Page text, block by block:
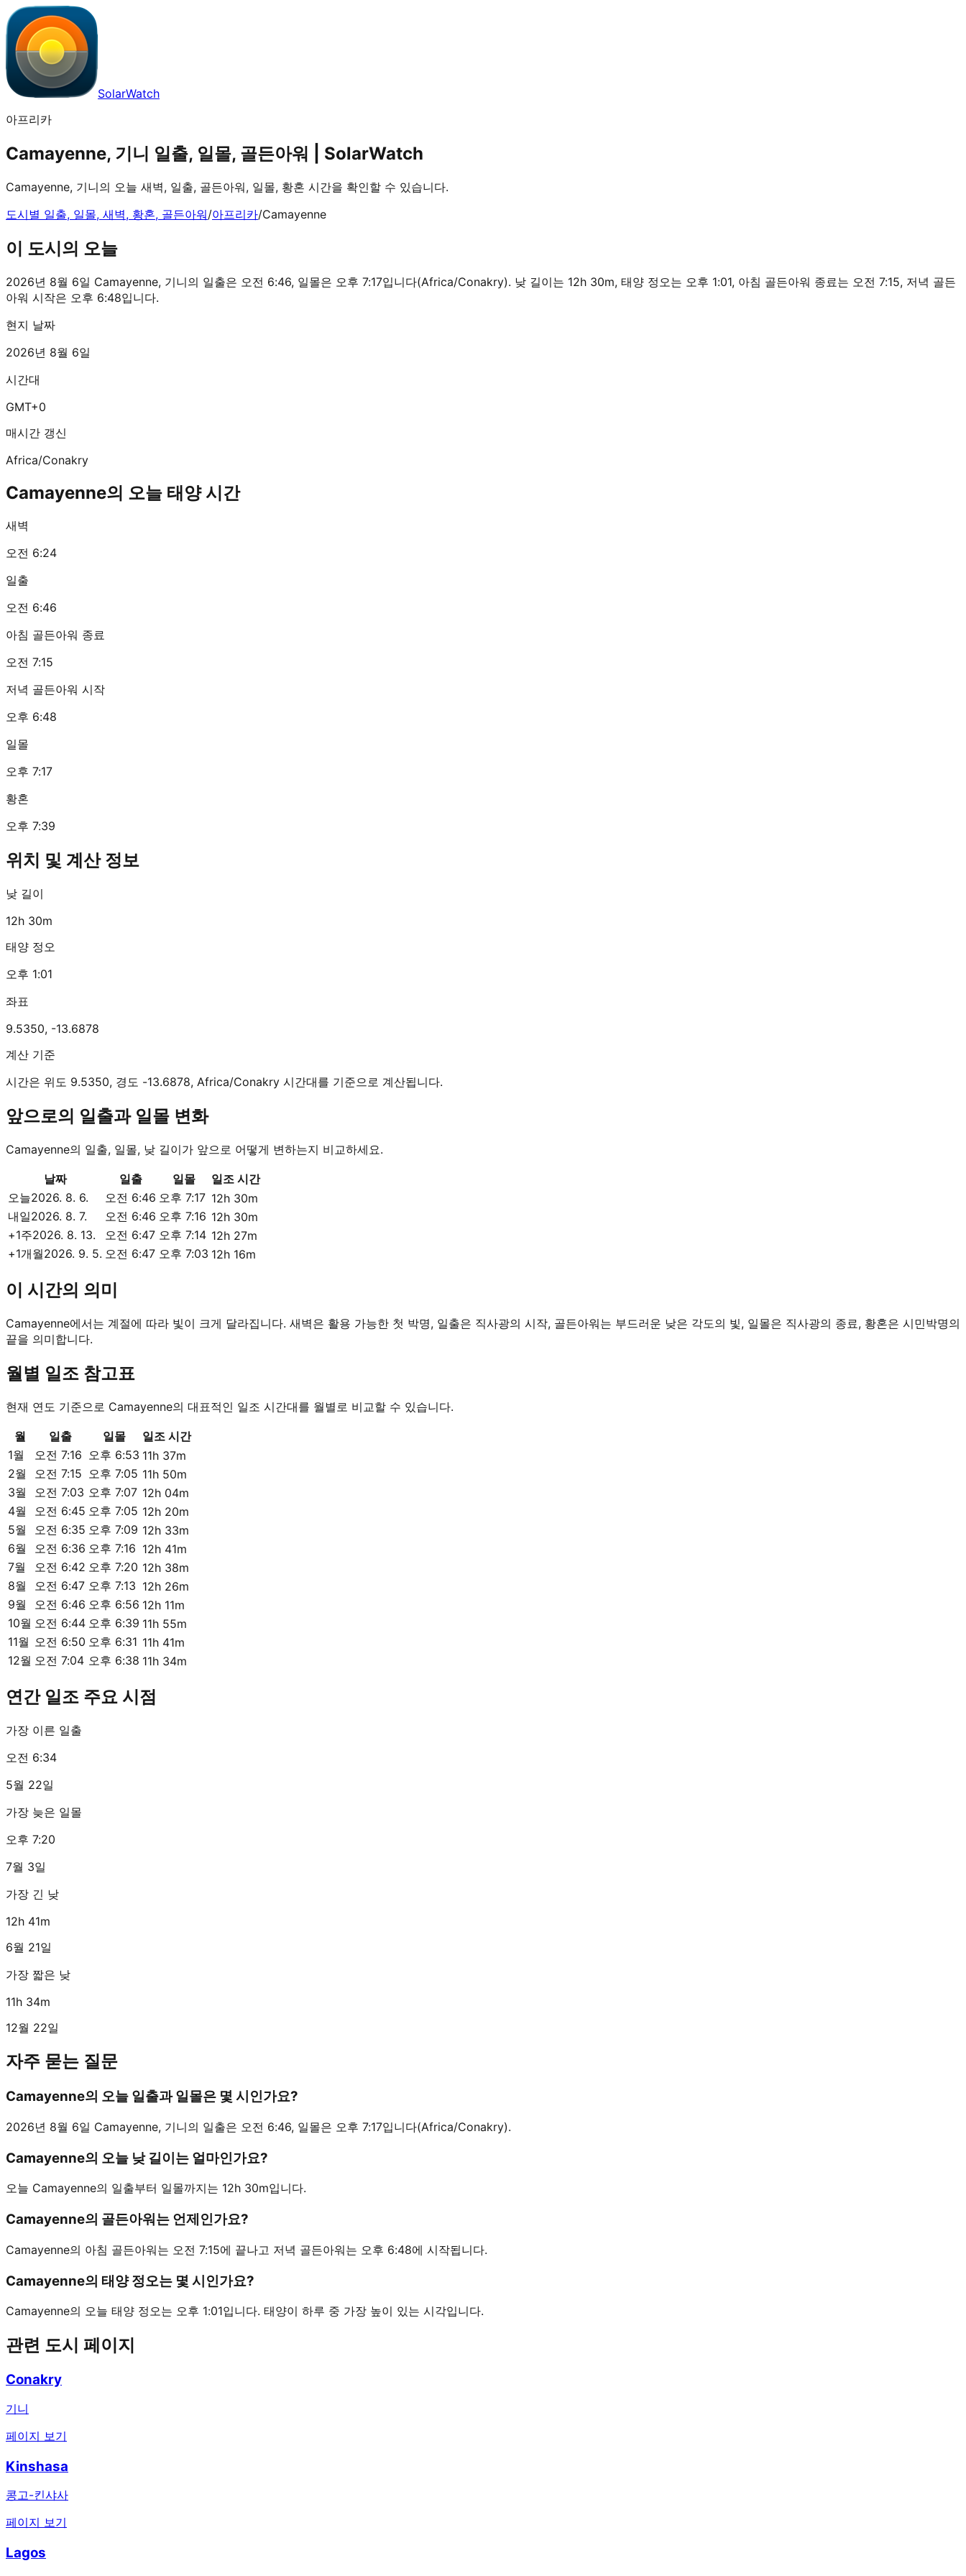
SolarWatch
아프리카
Camayenne, 기니 일출, 일몰, 골든아워 | SolarWatch
Camayenne, 기니의 오늘 새벽, 일출, 골든아워, 일몰, 황혼 시간을 확인할 수 있습니다.
도시별 일출, 일몰, 새벽, 황혼, 골든아워/아프리카/Camayenne
이 도시의 오늘
2026년 8월 6일 Camayenne, 기니의 일출은 오전 6:46, 일몰은 오후 7:17입니다(Africa/Conakry). 낮 길이는 12h 30m, 태양 정오는 오후 1:01, 아침 골든아워 종료는 오전 7:15, 저녁 골든
아워 시작은 오후 6:48입니다.
현지 날짜
2026년 8월 6일
시간대
GMT+0
매시간 갱신
Africa/Conakry
Camayenne의 오늘 태양 시간
새벽
오전 6:24
일출
오전 6:46
아침 골든아워 종료
오전 7:15
저녁 골든아워 시작
오후 6:48
일몰
오후 7:17
황혼
오후 7:39
위치 및 계산 정보
낮 길이
12h 30m
태양 정오
오후 1:01
좌표
9.5350, -13.6878
계산 기준
시간은 위도 9.5350, 경도 -13.6878, Africa/Conakry 시간대를 기준으로 계산됩니다.
앞으로의 일출과 일몰 변화
Camayenne의 일출, 일몰, 낮 길이가 앞으로 어떻게 변하는지 비교하세요.
날짜 일출 일몰
일조 시간
오늘2026. 8. 6. 오전 6:46 오후 7:17 12h 30m
내일2026. 8. 7. 오전 6:46 오후 7:16 12h 30m
+1주2026. 8. 13. 오전 6:47 오후 7:14 12h 27m
+1개월2026. 9. 5. 오전 6:47 오후 7:03 12h 16m
이 시간의 의미
Camayenne에서는 계절에 따라 빛이 크게 달라집니다. 새벽은 활용 가능한 첫 박명, 일출은 직사광의 시작, 골든아워는 부드러운 낮은 각도의 빛, 일몰은 직사광의 종료, 황혼은 시민박명의
끝을 의미합니다.
월별 일조 참고표
현재 연도 기준으로 Camayenne의 대표적인 일조 시간대를 월별로 비교할 수 있습니다.
월 일출 일몰
일조 시간
1월
오전 7:16 오후 6:53 11h 37m
2월
오전 7:15 오후 7:05 11h 50m
3월
오전 7:03 오후 7:07 12h 04m
4월
오전 6:45 오후 7:05 12h 20m
5월
오전 6:35 오후 7:09 12h 33m
6월
오전 6:36 오후 7:16 12h 41m
7월
오전 6:42 오후 7:20 12h 38m
8월
오전 6:47 오후 7:13 12h 26m
9월
오전 6:46 오후 6:56 12h 11m
10월 오전 6:44 오후 6:39 11h 55m
11월 오전 6:50 오후 6:31 11h 41m
12월 오전 7:04 오후 6:38 11h 34m
연간 일조 주요 시점
가장 이른 일출
오전 6:34
5월 22일
가장 늦은 일몰
오후 7:20
7월 3일
가장 긴 낮
12h 41m
6월 21일
가장 짧은 낮
11h 34m
12월 22일
자주 묻는 질문
Camayenne의 오늘 일출과 일몰은 몇 시인가요?
2026년 8월 6일 Camayenne, 기니의 일출은 오전 6:46, 일몰은 오후 7:17입니다(Africa/Conakry).
Camayenne의 오늘 낮 길이는 얼마인가요?
오늘 Camayenne의 일출부터 일몰까지는 12h 30m입니다.
Camayenne의 골든아워는 언제인가요?
Camayenne의 아침 골든아워는 오전 7:15에 끝나고 저녁 골든아워는 오후 6:48에 시작됩니다.
Camayenne의 태양 정오는 몇 시인가요?
Camayenne의 오늘 태양 정오는 오후 1:01입니다. 태양이 하루 중 가장 높이 있는 시각입니다.
관련 도시 페이지
Conakry
기니
페이지 보기
Kinshasa
콩고-킨샤사
페이지 보기
Lagos